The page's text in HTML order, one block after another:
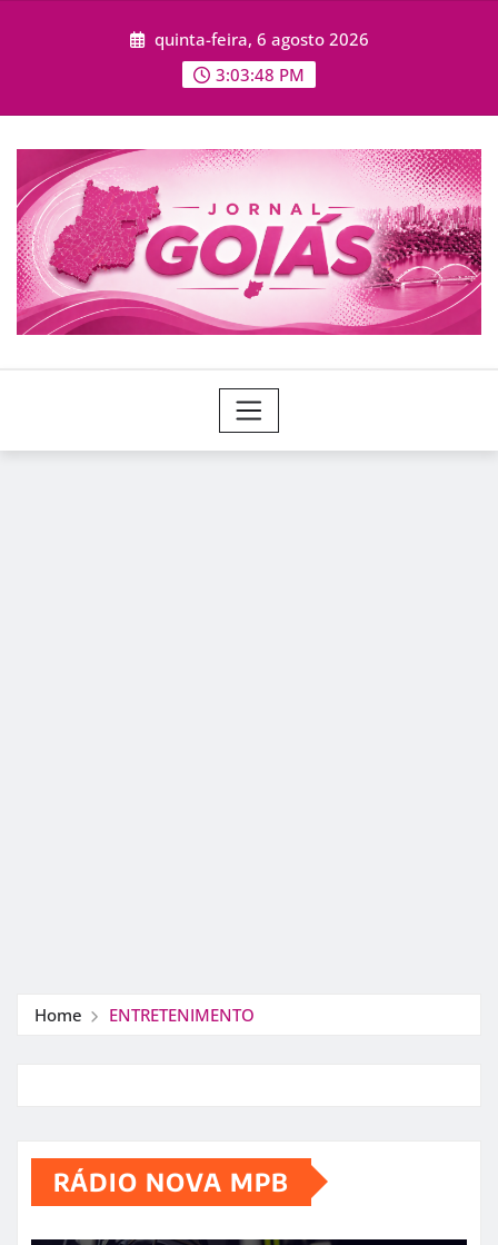
quinta-feira, 6 agosto 2026
3:03:49 PM
Home ENTRETENIMENTO
RÁDIO NOVA MPB